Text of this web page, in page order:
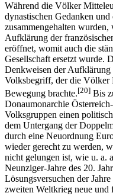
Während die Völker
dynastischen Gedanken
zusammengehalten
Aufklärung der
eröffnet, womit auch die
Gesellschaft ersetzt wurde.
Denkweisen der
Volksbegriff, der die Völker
Bewegung brachte.[20] Bis
Donaumonarchie
Volksgruppen einen
dem Untergang der
durch eine Neuordnung
wieder gerecht zu werden,
nicht gelungen ist, wie u. a.
Neunziger-Jahre des 20.
Lösungsversuchen der
zweiten Weltkrieg neue und